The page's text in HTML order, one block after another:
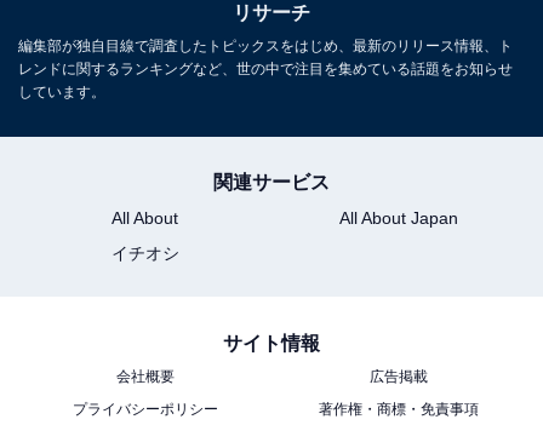
こちらもおすすめ
る予定」を上回った理由は？27時間テレビに何
リサーチ
編集部が独自目線で調査したトピックスをはじめ、最新のリリース情報、ト
レンドに関するランキングなど、世の中で注目を集めている話題をお知らせ
しています。
関連サービス
All About
All About Japan
イチオシ
サイト情報
会社概要
広告掲載
プライバシーポリシー
著作権・商標・免責事項